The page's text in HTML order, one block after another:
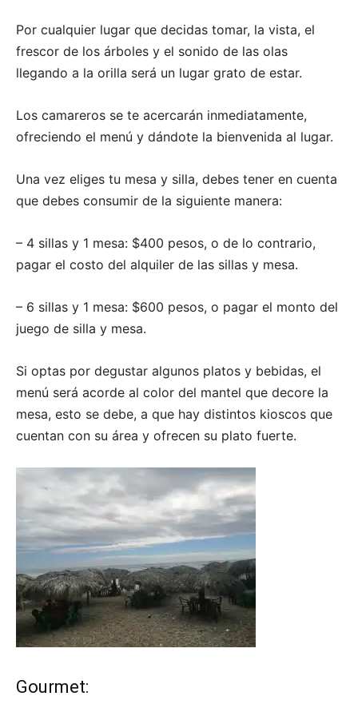
Por cualquier lugar que decidas tomar, la vista, el
frescor de los árboles y el sonido de las olas
llegando a la orilla será un lugar grato de estar.
Los camareros se te acercarán inmediatamente,
ofreciendo el menú y dándote la bienvenida al lugar.
Una vez eliges tu mesa y silla, debes tener en cuenta
que debes consumir de la siguiente manera:
– 4 sillas y 1 mesa: $400 pesos, o de lo contrario,
pagar el costo del alquiler de las sillas y mesa.
– 6 sillas y 1 mesa: $600 pesos, o pagar el monto del
juego de silla y mesa.
Si optas por degustar algunos platos y bebidas, el
menú será acorde al color del mantel que decore la
mesa, esto se debe, a que hay distintos kioscos que
cuentan con su área y ofrecen su plato fuerte.
Gourmet: